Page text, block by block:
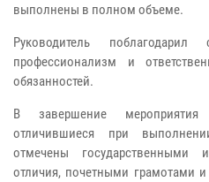
выполнены в полном объеме.
Руководитель
профессионализм и
обязанностей.
В завершение мероприятия
отличившиеся при
отмечены государственными
отличия, почетными грамотами